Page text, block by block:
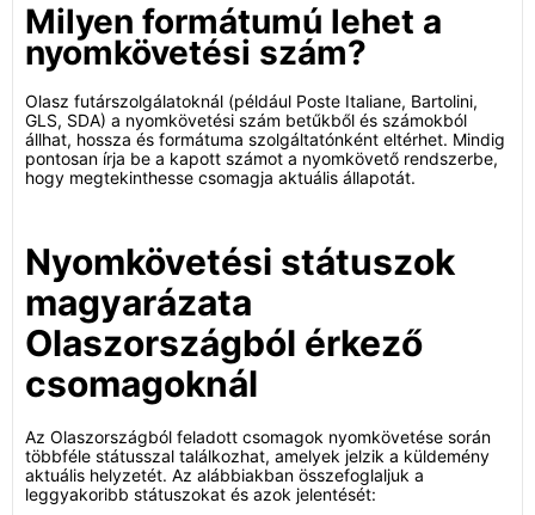
Milyen formátumú lehet a
nyomkövetési szám?
Olasz futárszolgálatoknál (például Poste Italiane, Bartolini,
GLS, SDA) a nyomkövetési szám betűkből és számokból
állhat, hossza és formátuma szolgáltatónként eltérhet. Mindig
pontosan írja be a kapott számot a nyomkövető rendszerbe,
hogy megtekinthesse csomagja aktuális állapotát.
Nyomkövetési státuszok
magyarázata
Olaszországból érkező
csomagoknál
Az Olaszországból feladott csomagok nyomkövetése során
többféle státusszal találkozhat, amelyek jelzik a küldemény
aktuális helyzetét. Az alábbiakban összefoglaljuk a
leggyakoribb státuszokat és azok jelentését: